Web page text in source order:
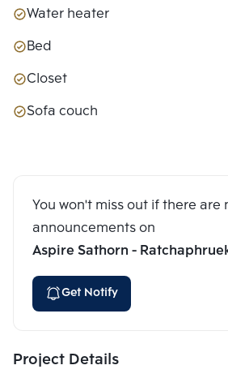
Water heater
Bed
Closet
Sofa couch
You won't miss out if there are
announcements on
Aspire Sathorn -
Get Notify
Project Details